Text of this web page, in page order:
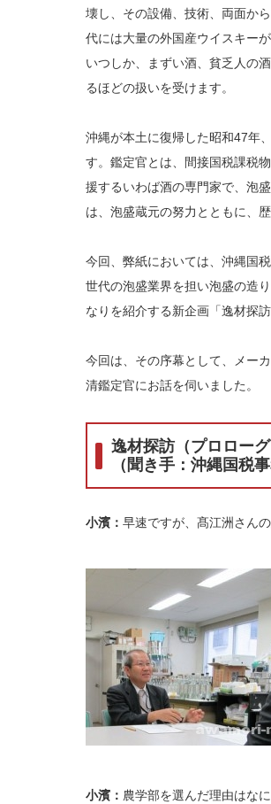
壊し、その設備、技術、両面か
代には大量の外国産ウイスキー
いつしか、まずい酒、貧乏人の
るほどの扱いを受けます。
沖縄が本土に復帰した昭和47年
す。鑑定官とは、間接国税課税
援するいわば酒の専門家で、泡
は、泡盛蔵元の努力とともに、
今回、弊紙においては、沖縄国
世代の泡盛業界を担い泡盛の造
なりを紹介する新企画「逸材探
今回は、その序幕として、メー
清鑑定官にお話を伺いました。
逸材探訪（プロロー
（聞き手：沖縄国税
小濱： 早速ですが、髙江洲さん
小濱： 農学部を選んだ理由はな